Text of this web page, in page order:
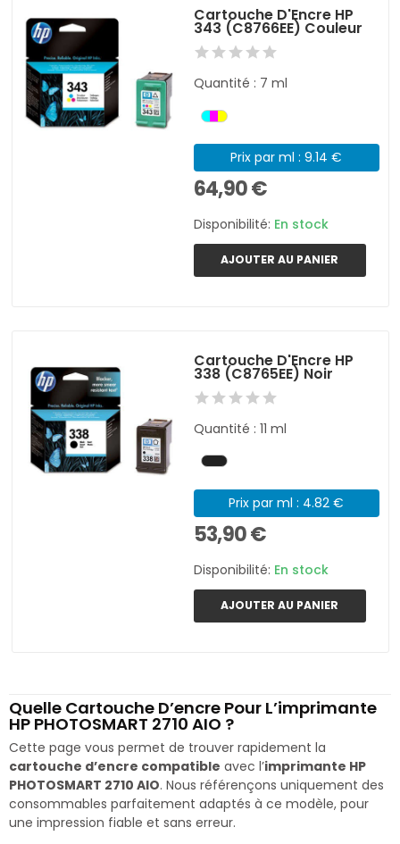
Cartouche D'Encre HP
343 (C8766EE) Couleur
Quantité : 7 ml
Prix par ml : 9.14 €
64,90 €
Disponibilité: En stock
AJOUTER AU PANIER
Cartouche D'Encre HP
338 (C8765EE) Noir
Quantité : 11 ml
Prix par ml : 4.82 €
53,90 €
Disponibilité: En stock
AJOUTER AU PANIER
Quelle Cartouche D’encre Pour L’imprimante
HP PHOTOSMART 2710 AIO ?
Cette page vous permet de trouver rapidement la
cartouche d’encre compatible avec l’imprimante HP
PHOTOSMART 2710 AIO. Nous référençons uniquement des
consommables parfaitement adaptés à ce modèle, pour
une impression fiable et sans erreur.